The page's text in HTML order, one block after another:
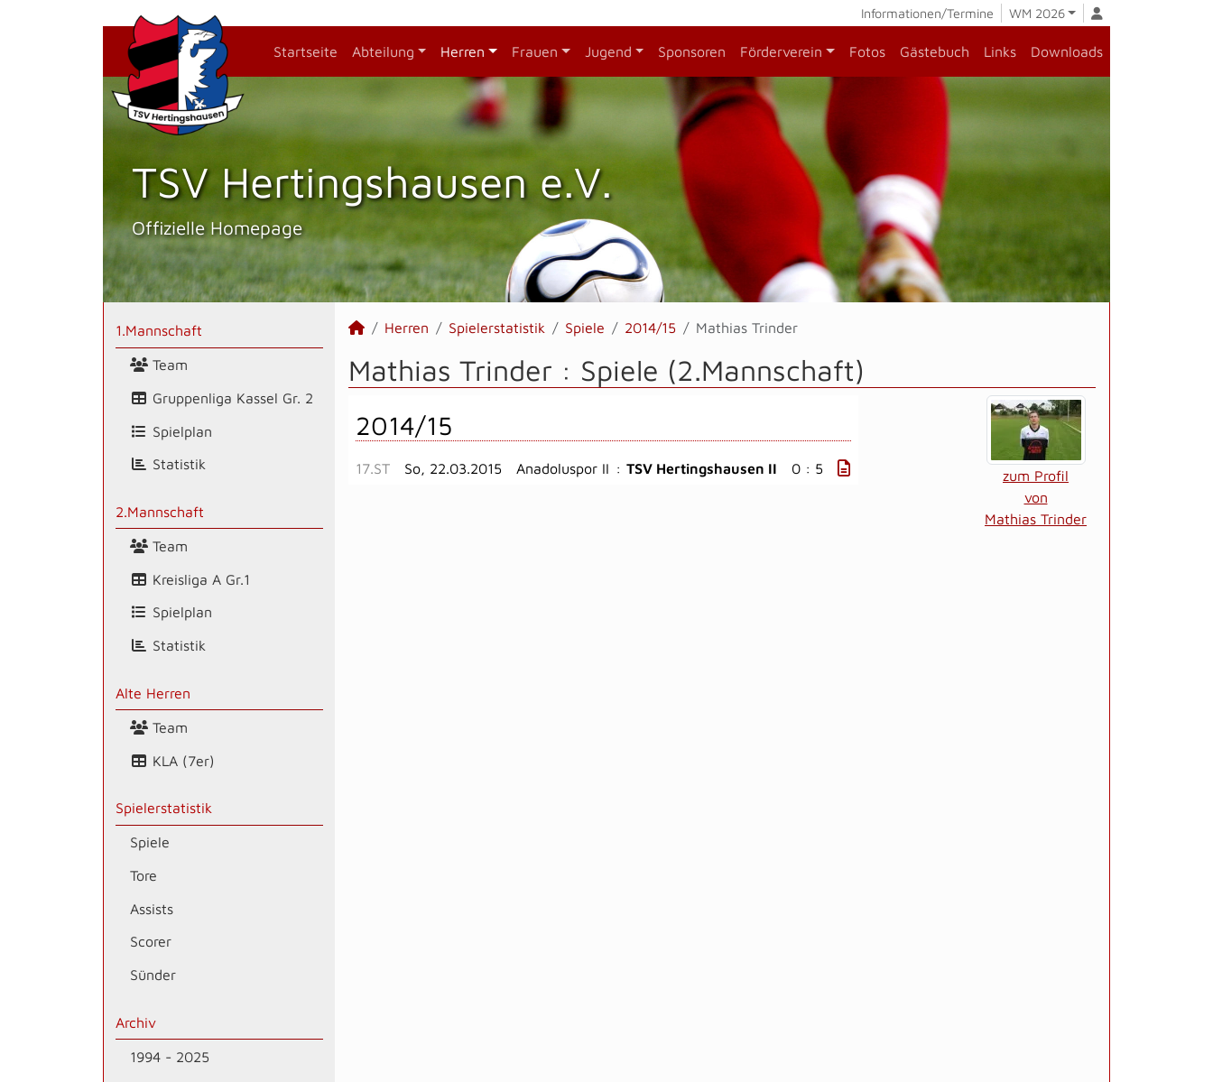
Informationen/Termine WM 2026
Startseite Abteilung Herren Frauen Jugend Sponsoren Förderverein Fotos Gästebuch Links Downloads
TSV Hertings­hausen e.V.
Offizielle Homepage
1.Mannschaft
Team
Gruppenliga Kassel Gr. 2
Spielplan
Statistik
2.Mannschaft
Team
Kreisliga A Gr.1
Spielplan
Statistik
Alte Herren
Team
KLA (7er)
Spielerstatistik
Spiele
Tore
Assists
Scorer
Sünder
Archiv
1994 - 2025
Herren Spielerstatistik Spiele 2014/15 Mathias Trinder
Mathias Trinder : Spiele (2.Mannschaft)
zum Profil
von
Mathias Trinder
2014/15
17.ST So, 22.03.2015 Anadoluspor II : TSV Hertingshausen II 0 : 5